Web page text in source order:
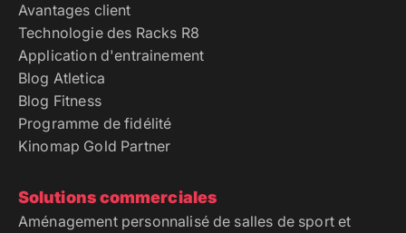
Avantages client
Technologie des Racks R8
Application d'entrainement
Blog Atletica
Blog Fitness
Programme de fidélité
Kinomap Gold Partner
Solutions commerciales
Aménagement personnalisé de salles de sport et